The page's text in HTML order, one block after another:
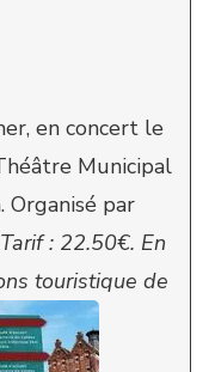
en concert le
Municipal
Organisé par
Tarif : 22.50€. En
touristique de